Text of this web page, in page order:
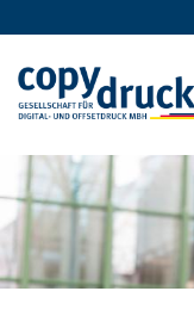
Direkt
zum
Inhalt